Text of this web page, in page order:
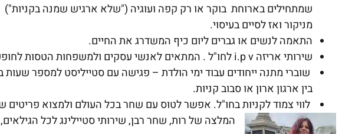
שמתחילים בארוחת בוקר או רק קפה ועוגיה ("שלא ארגיש שמנה
מניקור ואז לסיים בעיסוי.
התאמה לנשים או גברים ליום כיף המשדרג את החיים.
שירותי אריזה i.p v לחו"ל . המתאים לאנשי עסקים ולמשפחות הטסות לחופשות.
שוברי מתנה ייחודים עבוד ימי הולדת – פגישה עם סטייליסט למספר
בין ארגון ארון או סבוב קניות.
לווי צמוד לקניות בחו"ל. אפשר לטוס עם שחר בכל העולם ולמצוא פריטים
המלצה של רות, שחר רבן, שירותי סטיילינג לכל הגילאים,